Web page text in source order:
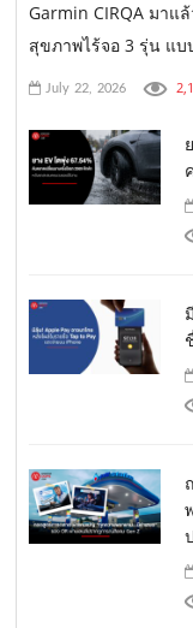
Garmin CIRQA มาแ
สุขภาพไร้จอ 3 รุ่น แบ
July 22, 2026